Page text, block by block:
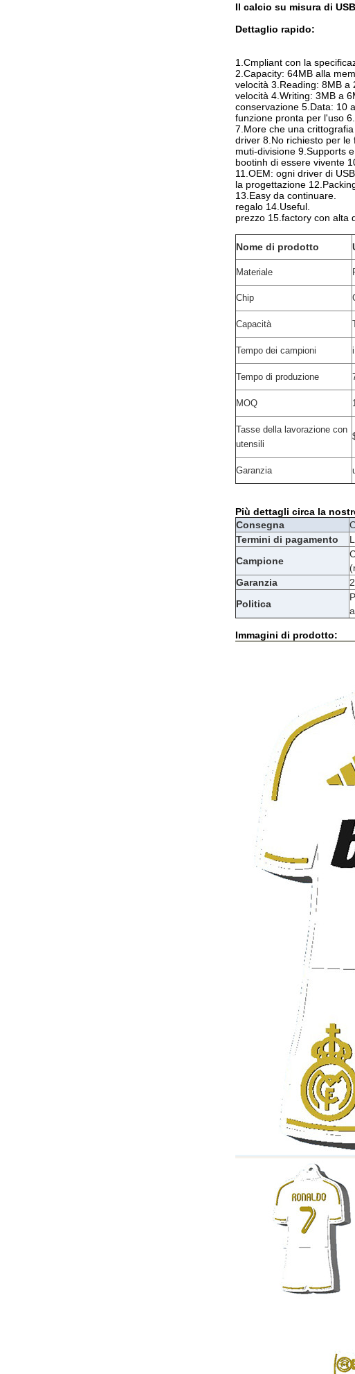
Il calcio su misura di
Dettaglio rapido:
1.Cmpliant con la
2.Capacity: 64MB alla
velocità 3.Reading: 8MB a
velocità 4.Writing: 3MB a
conservazione 5.Data: 10
funzione pronta per l'uso
7.More che una
driver 8.No richiesto per le
muti-divisione 9.Supports
bootinh di essere vivente
11.OEM: ogni driver di
la progettazione
13.Easy da continuare.
regalo 14.Useful.
prezzo 15.factory con alta
Nome di prodotto
Materiale
Chip
Capacità
Tempo dei campioni
Tempo di produzione
MOQ
Tasse della lavorazione con
utensili
Garanzia
Più dettagli circa la
Consegna
Termini di pagamento
Campione
Garanzia
Politica
Immagini di prodotto: